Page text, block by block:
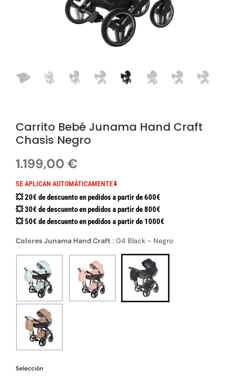
Carrito Bebé Junama Hand Craft
Chasis Negro
1.199,00€
SE APLICAN AUTOMÁTICAMENTE⬇️
💥 20€ de descuento en pedidos a partir de 600€
💥 30€ de descuento en pedidos a partir de 800€
💥 50€ de descuento en pedidos a partir de 1000€
Colores Junama Hand Craft : 04 Black - Negro
Selección